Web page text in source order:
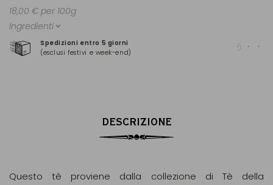
Spedizioni entro 5 giorni
(esclusi festivi e week-end)
18,00 € per 100g
Ingredienti
DESCRIZIONE
Questo tè proviene dalla collezione di Tè della